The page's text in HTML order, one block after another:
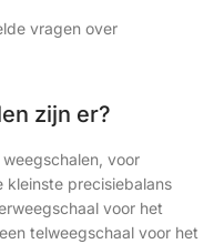
vragen over
zijn er?
voor
kleinste precisiebalans
voor het
telweegschaal voor het